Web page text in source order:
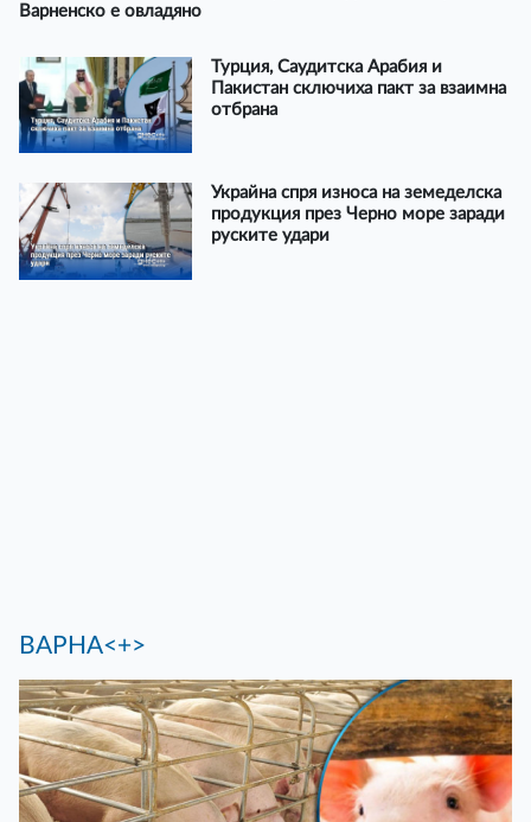
Варненско е овладяно
Турция, Саудитска Арабия и
Пакистан сключиха пакт за взаимна
отбрана
Украйна спря износа на земеделска
продукция през Черно море заради
руските удари
ВАРНА<+>